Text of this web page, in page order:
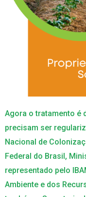
Agora o tratamento é
precisam ser
Nacional de
Federal do Brasil,
representado pelo
Ambiente e dos